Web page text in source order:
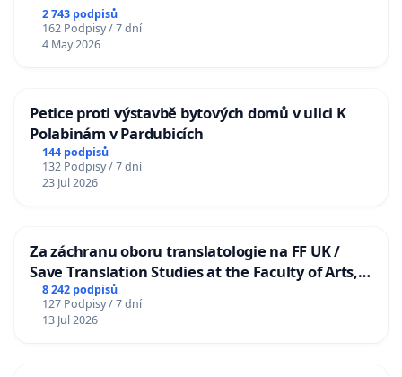
2 743 podpisů
162 Podpisy / 7 dní
4 May 2026
Petice proti výstavbě bytových domů v ulici K
Polabinám v Pardubicích
144 podpisů
132 Podpisy / 7 dní
23 Jul 2026
Za záchranu oboru translatologie na FF UK /
Save Translation Studies at the Faculty of Arts,
Charles University
8 242 podpisů
127 Podpisy / 7 dní
13 Jul 2026